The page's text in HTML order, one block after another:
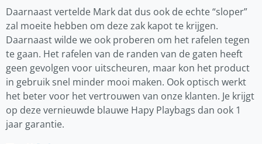
Daarnaast vertelde Mark dat dus ook de echte “sloper”
zal moeite hebben om deze zak kapot te krijgen.
Daarnaast wilde we ook proberen om het rafelen tegen
te gaan. Het rafelen van de randen van de gaten heeft
geen gevolgen voor uitscheuren, maar kon het product
in gebruik snel minder mooi maken. Ook optisch werkt
het beter voor het vertrouwen van onze klanten. Je krijgt
op deze vernieuwde blauwe Hapy Playbags dan ook 1
jaar garantie.